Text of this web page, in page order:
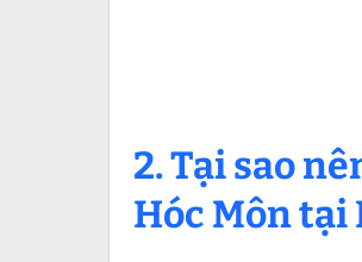
2. Tại sao
Hóc Môn tại